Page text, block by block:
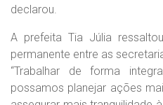
declarou.
A prefeita Tia Júlia
permanente entre as
“Trabalhar de forma
possamos planejar ações